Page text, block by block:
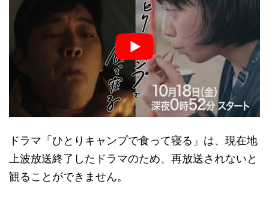
ドラマ「ひとりキャンプで食って寝る」は、現在地
上波放送終了したドラマのため、再放送されないと
観ることができません。